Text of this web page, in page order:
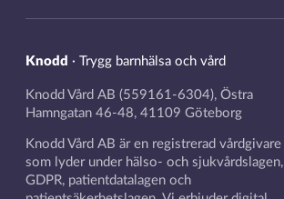
Knodd · Trygg barnhälsa och vård
Knodd Vård AB (559161-6304), Östra
Hamngatan 46-48, 41109 Göteborg
Knodd Vård AB är en registrerad vårdgivare
som lyder under hälso- och sjukvårdslagen,
GDPR, patientdatalagen och